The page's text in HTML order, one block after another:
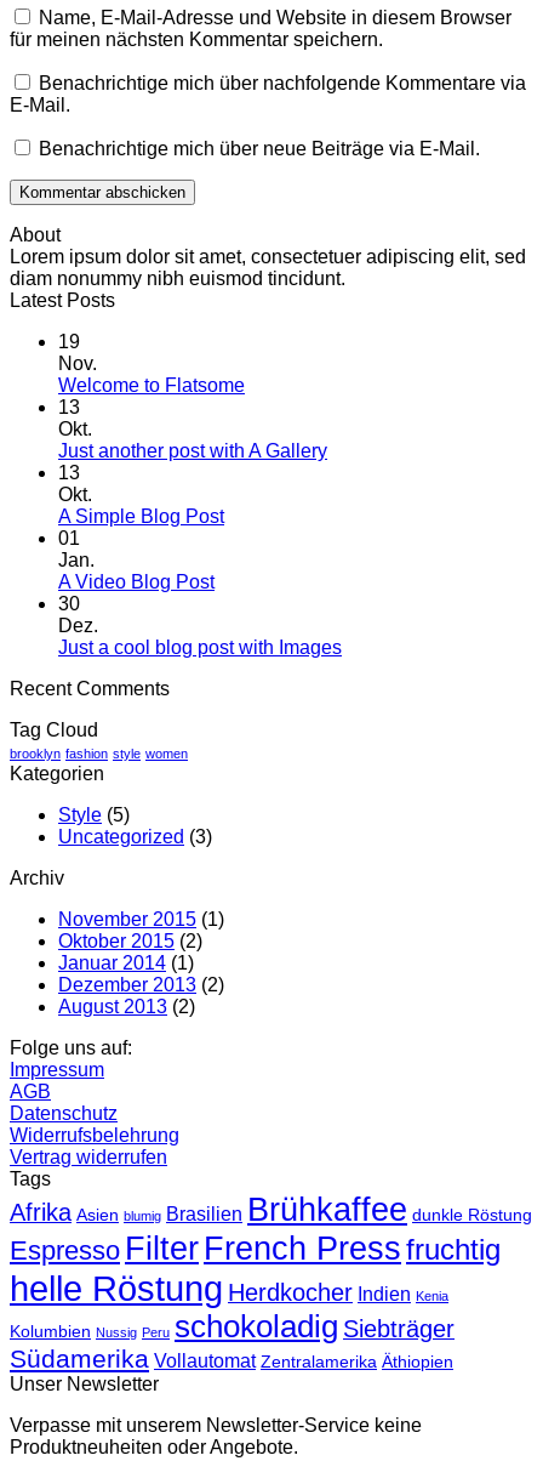
Name, E-Mail-Adresse und Website in diesem Browser
für meinen nächsten Kommentar speichern.
Benachrichtige mich über nachfolgende Kommentare via
E-Mail.
Benachrichtige mich über neue Beiträge via E-Mail.
About
Lorem ipsum dolor sit amet, consectetuer adipiscing elit, sed
diam nonummy nibh euismod tincidunt.
Latest Posts
19
Nov.
Welcome to FlatsomeKeine
Welcome
13
Okt.
Just another post with A GalleryKeine
13
Okt.
A Simple Blog PostKeine
Post
01
Jan.
A Video Blog PostKeine
A
30
Dez.
Just a cool blog post with ImagesKeine
Recent Comments
Tag Cloud
brooklyn fashion style women
Kategorien
Style (5)
Uncategorized (3)
Archiv
November 2015 (1)
Oktober 2015 (2)
Januar 2014 (1)
Dezember 2013 (2)
August 2013 (2)
Folge uns auf:
Impressum
AGB
Datenschutz
Widerrufsbelehrung
Vertrag widerrufen
Tags
Afrika Asien blumig Brasilien Brühkaffee dunkle Röstung
Espresso FilterFrench Pressfruchtig
helle Röstung Herdkocher Indien Kenia
Kolumbien Nussig Peru schokoladig Siebträger
Südamerika Vollautomat Zentralamerika Äthiopien
Unser Newsletter
Verpasse mit unserem Newsletter-Service keine
Produktneuheiten oder Angebote.